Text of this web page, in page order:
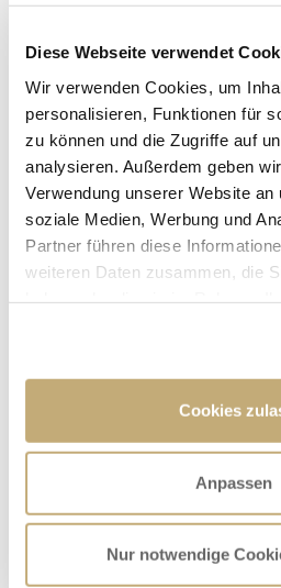
Diese Webseite verwendet
Wir verwenden Cookies, um
personalisieren, Funktionen für
zu können und die Zugriffe auf
analysieren. Außerdem geben
Verwendung unserer Website
soziale Medien, Werbung und
Partner führen diese
weiteren Daten zusammen, die
Cookies
Anpassen
Nur notwendige
Kilometer für Umwelt,
arbeiten, einem Verein
besuchen. Die Teilnahme ist
das offeneTeam „Hallstadt“
besteht auch die Möglichkeit,